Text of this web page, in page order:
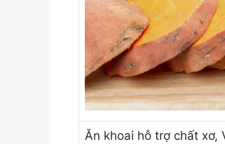
Ăn khoai hỗ trợ chất xơ,